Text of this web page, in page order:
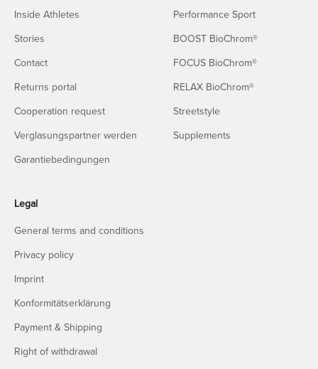
Inside Athletes
Stories
Contact
Returns portal
Cooperation request
Verglasungspartner werden
Garantiebedingungen
Performance Sport
BOOST BioChrom®
FOCUS BioChrom®
RELAX BioChrom®
Streetstyle
Supplements
Legal
General terms and conditions
Privacy policy
Imprint
Konformitätserklärung
Payment & Shipping
Right of withdrawal